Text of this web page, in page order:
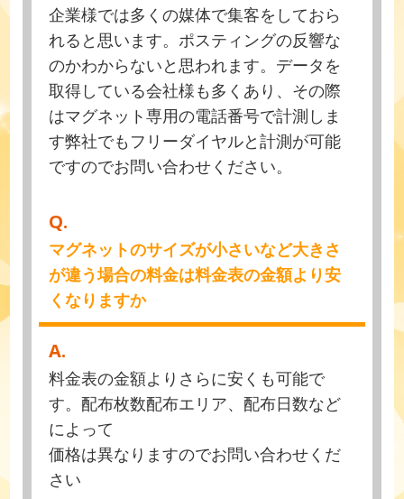
企業様では多くの媒体で集客をしておら
れると思います。ポスティングの反響な
のかわからないと思われます。データを
取得している会社様も多くあり、その際
はマグネット専用の電話番号で計測しま
す弊社でもフリーダイヤルと計測が可能
ですのでお問い合わせください。
Q.
マグネットのサイズが小さいなど大きさ
が違う場合の料金は料金表の金額より安
くなりますか
A.
料金表の金額よりさらに安くも可能で
す。配布枚数配布エリア、配布日数など
によって
価格は異なりますのでお問い合わせくだ
さい